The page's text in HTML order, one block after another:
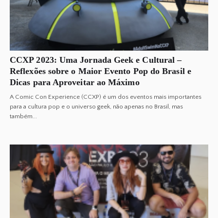
CCXP 2023: Uma Jornada Geek e Cultural –
Reflexões sobre o Maior Evento Pop do Brasil e
Dicas para Aproveitar ao Máximo
A Comic Con Experience (CCXP) é um dos eventos mais importantes
para a cultura pop e o universo geek, não apenas no Brasil, mas
também...